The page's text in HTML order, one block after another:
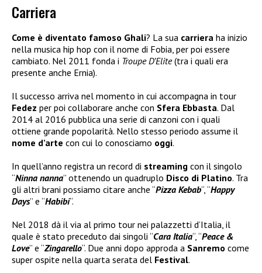
Carriera
Come è diventato famoso Ghali? La sua carriera ha inizio
nella musica hip hop con il nome di Fobia, per poi essere
cambiato. Nel 2011 fonda i Troupe D’Elite(tra i quali era
presente anche Ernia).
Il successo arriva nel momento in cui accompagna in tour
Fedez per poi collaborare anche con Sfera Ebbasta. Dal
2014 al 2016 pubblica una serie di canzoni con i quali
ottiene grande popolarità. Nello stesso periodo assume il
nome d’arte con cui lo conosciamo oggi.
In quell’anno registra un record di streaming con il singolo
“Ninna nanna” ottenendo un quadruplo Disco di Platino. Tra
gli altri brani possiamo citare anche “Pizza Kebab“, “Happy
Days” e “Habibi“.
Nel 2018 dà il via al primo tour nei palazzetti d’Italia, il
quale è stato preceduto dai singoli “Cara Italia“, “Peace &
Love” e “Zingarello“. Due anni dopo approda a Sanremo come
super ospite nella quarta serata del Festival.